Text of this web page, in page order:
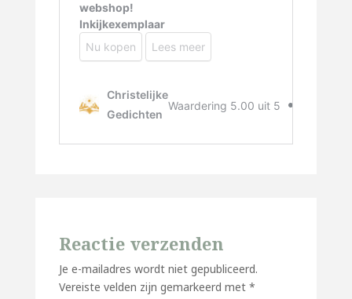
Reactie verzenden
Je e-mailadres wordt niet gepubliceerd.
Vereiste velden zijn gemarkeerd met *